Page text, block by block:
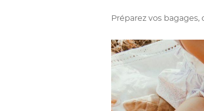
Préparez vos bagages,